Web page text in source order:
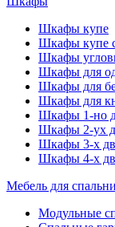
Шкафы купе
Шкафы купе
Шкафы
Шкафы для
Шкафы для
Шкафы для
Шкафы 1-но
Шкафы 2-ух
Шкафы 3-х
Шкафы 4-х
Мебель для спальни
Модульные